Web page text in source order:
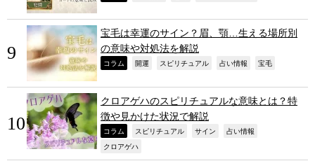
宝毛は幸運のサイン？眉、顎…生える場所別
の意味や対処法を解説
コラム 開運 スピリチュアル 占い情報 宝毛
クロアゲハのスピリチュアルな意味とは？特
徴や見かけた状況で解説
コラム スピリチュアル サイン 占い情報
クロアゲハ